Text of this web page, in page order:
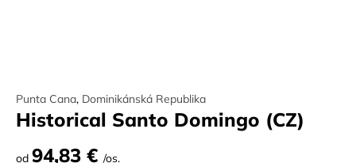
Punta Cana, Dominikánská Republika
Historical Santo Domingo (CZ)
od 94,83 € /os.